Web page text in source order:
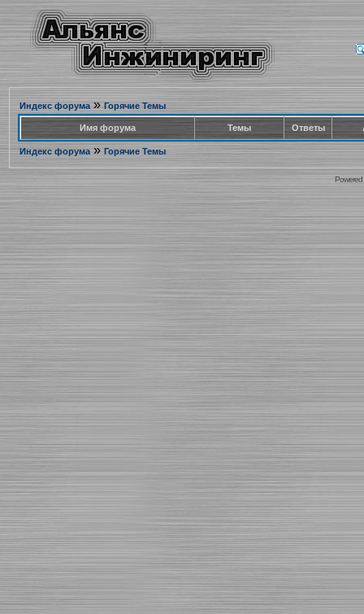
Индекс форума» Горячие Темы
Имя форума Темы Ответы
Индекс форума» Горячие Темы